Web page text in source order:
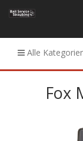
Alle
Fox